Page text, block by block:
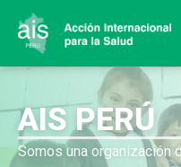
AIS PERÚ
Somos una organización